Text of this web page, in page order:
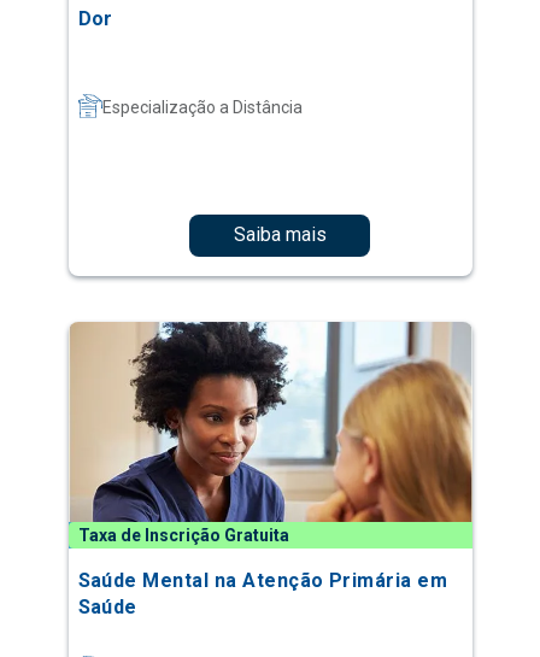
Dor
Especialização a Distância
Saiba mais
Taxa de Inscrição Gratuita
Saúde Mental na Atenção Primária em
Saúde